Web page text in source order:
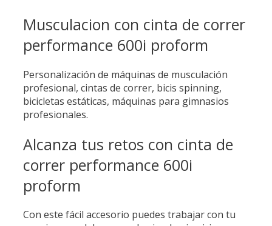
Musculacion con cinta de correr
performance 600i proform
Personalización de máquinas de musculación
profesional, cintas de correr, bicis spinning,
bicicletas estáticas, máquinas para gimnasios
profesionales.
Alcanza tus retos con cinta de
correr performance 600i
proform
Con este fácil accesorio puedes trabajar con tu